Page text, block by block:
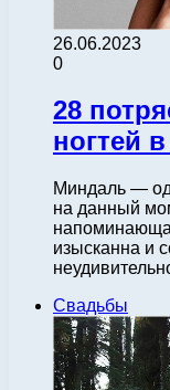
26.06.2023
0
28
ногтей
Миндаль —
на данный
изысканна и
Свадьбы